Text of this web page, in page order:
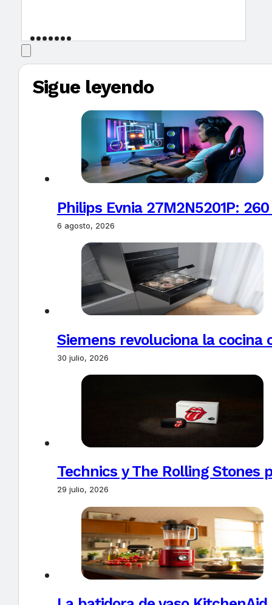
Sigue leyendo
Philips Evnia 27M2N5201P:
6 agosto, 2026
Siemens revoluciona la
30 julio, 2026
Technics y The Rolling Stones
29 julio, 2026